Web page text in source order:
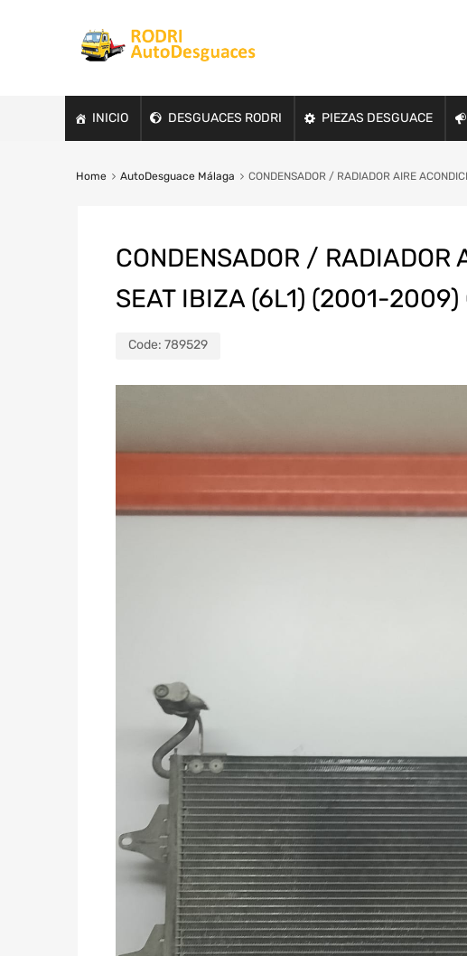
INICIO DESGUACES RODRI PIEZAS DESGUACE
Home AutoDesguace Málaga CONDENSADOR / RADIADOR AIRE
CONDENSADOR / RADIADOR
SEAT IBIZA (6L1) (2001-2009)
Code: 789529